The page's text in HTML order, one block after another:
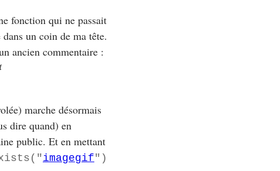
fonction qui ne passait
un coin de ma tête.
ancien commentaire :
marche désormais
dire quand) en
public. Et en mettant
imagegif")